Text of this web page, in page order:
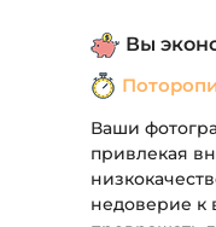
Вы
Ваши
привлекая
недоверие к